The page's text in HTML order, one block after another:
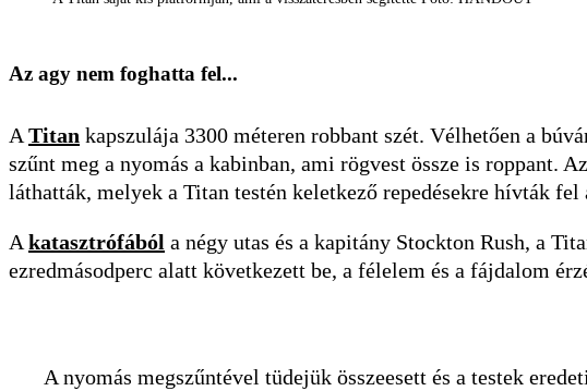
Az agy nem foghatta fel...
A Titan kapszulája 3300 méteren robbant szét. Vélhetően a
szűnt meg a nyomás a kabinban, ami rögvest össze is roppant.
láthatták, melyek a Titan testén keletkező repedésekre hívták
A katasztrófából a négy utas és a kapitány Stockton Rush, a
ezredmásodperc alatt következett be, a félelem és a fájdalom
A nyomás megszűntével tüdejük összeesett és a testek